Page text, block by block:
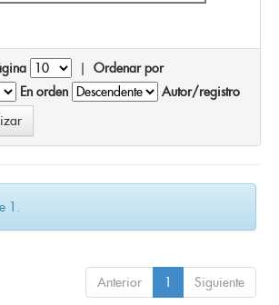
| Ordenar por
En orden
Autor/registro
1.
Anterior 1 Siguiente